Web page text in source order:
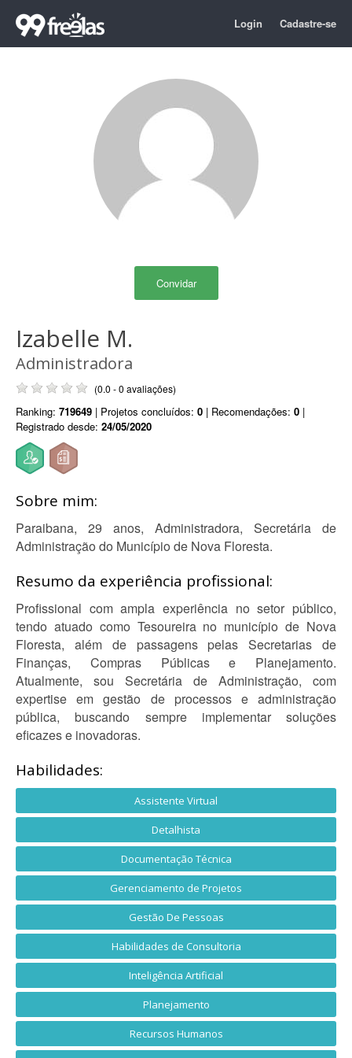
Login Cadastre-se
Convidar
Izabelle M.
Administradora
(0.0 - 0 avaliações)
Ranking: 719649 | Projetos concluídos: 0 | Recomendações: 0 |
Registrado desde: 24/05/2020
Sobre mim:
Paraibana, 29 anos, Administradora, Secretária de
Administração do Município de Nova Floresta.
Resumo da experiência profissional:
Profissional com ampla experiência no setor público,
tendo atuado como Tesoureira no município de Nova
Floresta, além de passagens pelas Secretarias de
Finanças, Compras Públicas e Planejamento.
Atualmente, sou Secretária de Administração, com
expertise em gestão de processos e administração
pública, buscando sempre implementar soluções
eficazes e inovadoras.
Habilidades:
Assistente Virtual
Detalhista
Documentação Técnica
Gerenciamento de Projetos
Gestão De Pessoas
Habilidades de Consultoria
Inteligência Artificial
Planejamento
Recursos Humanos